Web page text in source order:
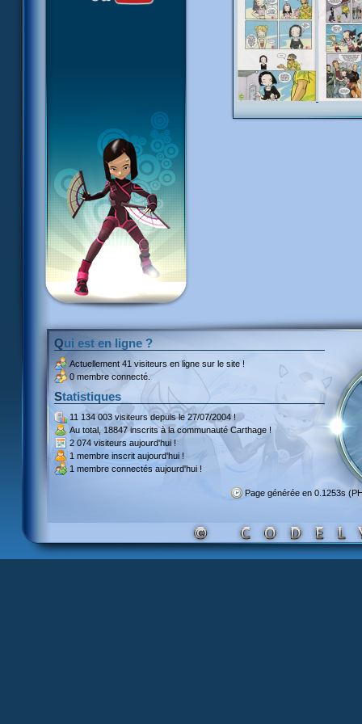
Qui est en ligne ?
Actuellement 41 visiteurs en ligne sur le site !
0 membre connecté.
Statistiques
11 134 003 visiteursdepuis le 27/07/2004 !
Au total, 18847 inscritsà la communauté Carthage !
2 074 visiteurs aujourd'hui !
1 membre inscrit aujourd'hui !
1 membre connectés aujourd'hui !
Page générée en 0.1253s